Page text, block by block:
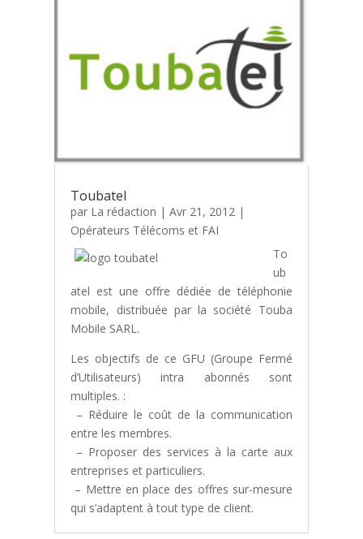
Toubatel
par La rédaction |Avr 21, 2012 |
Opérateurs Télécoms et FAI
To
ub
atel est une offre dédiée de téléphonie
mobile, distribuée par la société Touba
Mobile SARL.
Les objectifs de ce GFU (Groupe Fermé
d’Utilisateurs) intra abonnés sont
multiples. :
– Réduire le coût de la communication
entre les membres.
– Proposer des services à la carte aux
entreprises et particuliers.
– Mettre en place des offres sur-mesure
qui s’adaptent à tout type de client.